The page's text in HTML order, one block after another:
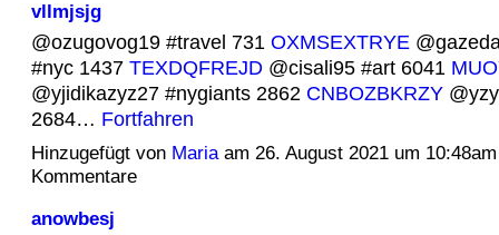
vllmjsjg
@ozugovog19 #travel 731 OXMSEXTRYE
#nyc 1437 TEXDQFREJD@cisali95 #art 6041
@yjidikazyz27 #nygiants 2862 CNBOZBKRZY
2684… Fortfahren
Hinzugefügt von Mariaam 26. August 2021 um
Kommentare
anowbesj